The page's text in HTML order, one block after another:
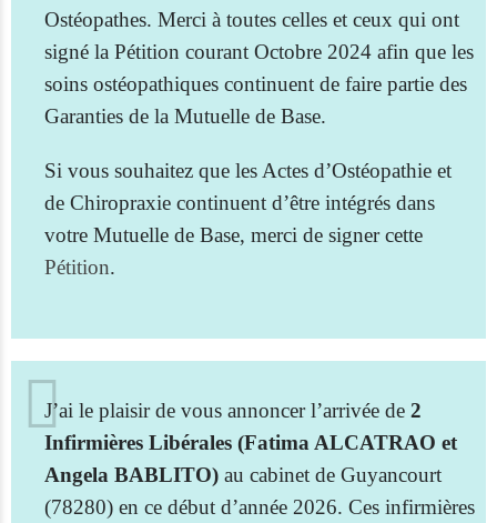
Ostéopathes. Merci à toutes celles et ceux qui ont
signé la Pétition courant Octobre 2024 afin que les
soins ostéopathiques continuent de faire partie des
Garanties de la Mutuelle de Base.
Si vous souhaitez que les Actes d’Ostéopathie et
de Chiropraxie continuent d’être intégrés dans
votre Mutuelle de Base, merci de signer cette
Pétition.
J’ai le plaisir de vous annoncer l’arrivée de 2
Infirmières Libérales (Fatima ALCATRAO et
Angela BABLITO) au cabinet de Guyancourt
(78280) en ce début d’année 2026. Ces infirmières